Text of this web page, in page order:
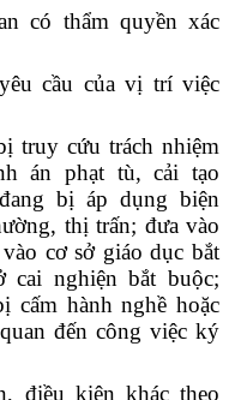
có thẩm quyền xác
cầu của vị trí việc
truy cứu trách nhiệm
án phạt tù, cải tạo
bị áp dụng biện
thị trấn; đưa vào
cơ sở giáo dục bắt
cai nghiện bắt buộc;
cấm hành nghề hoặc
đến công việc ký
điều kiện khác theo